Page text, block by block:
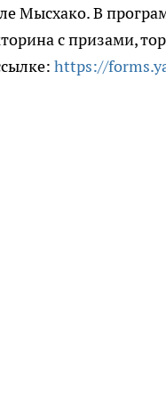
Мысхако. В
с призами,
https://